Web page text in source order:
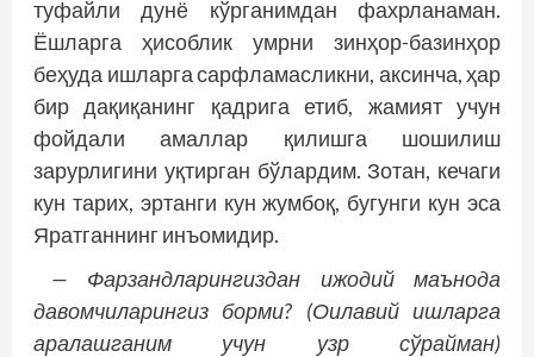
туфайли дунё кўрганимдан фахрланаман.
Ёшларга ҳисоблик умрни зинҳор-базинҳор
беҳуда ишларга сарфламасликни, аксинча, ҳар
бир дақиқанинг қадрига етиб, жамият учун
фойдали амаллар қилишга шошилиш
зарурлигини уқтирган бўлардим. Зотан, кечаги
кун тарих, эртанги кун жумбоқ, бугунги кун эса
Яратганнинг инъомидир.
— Фарзандларингиздан ижодий маънода
давомчиларингиз борми? (Оилавий ишларга
аралашганим учун узр сўрайман)